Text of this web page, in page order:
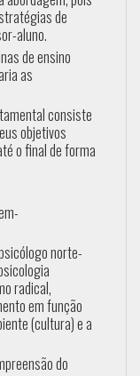
de
aluno.
de ensino
as
consiste
objetivos
o final de forma
norte-
radical,
em função
(cultura) e a
do